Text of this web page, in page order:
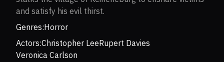
and satisfy his evil thirst.
Genres:Horror
Actors:Christopher LeeRupert Davies
Veronica Carlson